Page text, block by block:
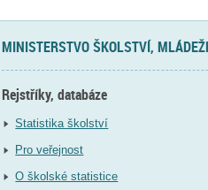
MINISTERSTVO ŠKOLSTVÍ,
Rejstříky, databáze
Statistika školství
Pro veřejnost
O školské statistice